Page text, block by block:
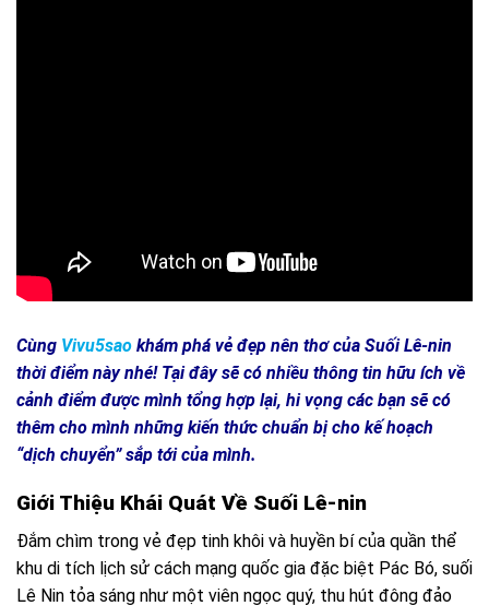
Cùng Vivu5sao khám phá vẻ đẹp nên thơ của Suối Lê-nin
thời điểm này nhé! Tại đây sẽ có nhiều thông tin hữu ích về
cảnh điểm được mình tổng hợp lại, hi vọng các bạn sẽ có
thêm cho mình những kiến thức chuẩn bị cho kế hoạch
“dịch chuyển” sắp tới của mình.
Giới Thiệu Khái Quát Về Suối Lê-nin
Đắm chìm trong vẻ đẹp tinh khôi và huyền bí của quần thể
khu di tích lịch sử cách mạng quốc gia đặc biệt Pác Bó, suối
Lê Nin tỏa sáng như một viên ngọc quý, thu hút đông đảo